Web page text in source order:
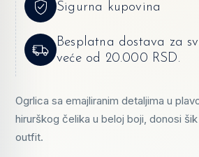
Sigurna kupovina
Besplatna dostava za
veće od 20.000 RSD.
Ogrlica sa emajliranim detaljima u
hirurškog čelika u beloj boji, donosi
outfit.